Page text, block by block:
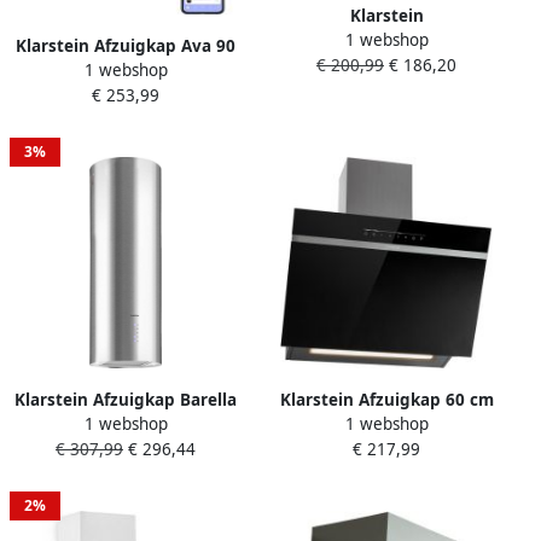
sportschoolgebruik duurz
Klarstein Afzuigkap Ava 90
Cm Breed Wandkap Wifi A+
515 M³ H Touch Bediening
u 90 cm voor Keuken
Vetfilter LED Dampkap
1 webshop
€ 253,99
Klarstein
Dunstabzugshaube 90cm
Abluft Dunstabzugshaube
m³ h Luftstrom Wandhaube
3 Leistungsstufen
Dunstabzug 90 cm –
geschikt voor thuisfitness
1 webshop
€ 200,99 € 186,20
3%
Klarstein Afzuigkap Barella
Wandafzuigkap 35 X 93 cm
(Øxh) 3 Standen 557 M³ H
1 webshop
€ 307,99 € 296,44
Klarstein Afzuigkap 60 cm
Recirculatie Afvoer
Afzuigkap Zwart Met
m³ h Luchtstroom
1 webshop
€ 217,99
2%